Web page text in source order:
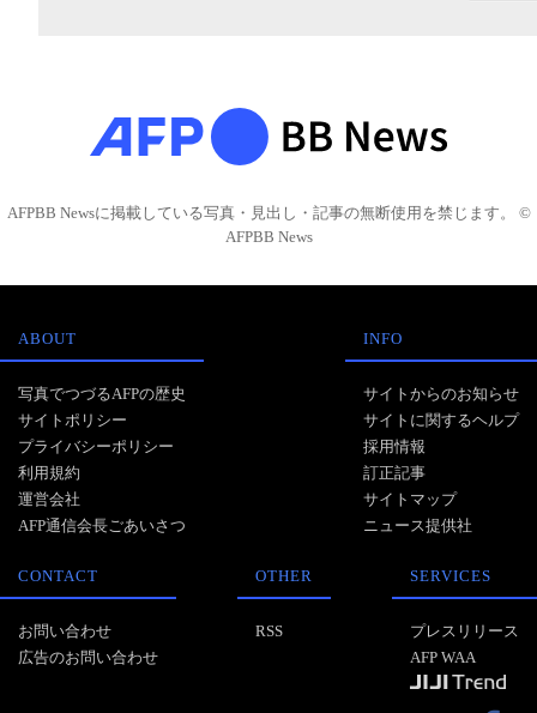
AFPBB Newsに掲載している写真・見出し・記事の無断使用を禁じます。 ©
AFPBB News
ABOUT
写真でつづるAFPの歴史
サイトポリシー
プライバシーポリシー
利用規約
運営会社
AFP通信会長ごあいさつ
INFO
サイトからのお知らせ
サイトに関するヘルプ
採用情報
訂正記事
サイトマップ
ニュース提供社
CONTACT
お問い合わせ
広告のお問い合わせ
OTHER
RSS
SERVICES
プレスリリース
AFP WAA